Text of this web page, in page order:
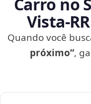
Carro no
Quando você
próximo”,